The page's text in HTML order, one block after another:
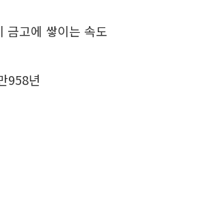
금고에 쌓이는 속도
958년